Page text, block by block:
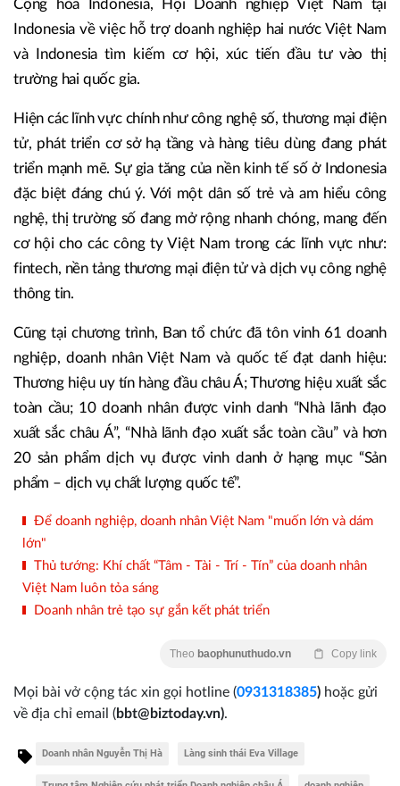
Cộng hòa Indonesia, Hội Doanh nghiệp Việt Nam tại
Indonesia về việc hỗ trợ doanh nghiệp hai nước Việt Nam
và Indonesia tìm kiếm cơ hội, xúc tiến đầu tư vào thị
trường hai quốc gia.
Hiện các lĩnh vực chính như công nghệ số, thương mại điện
tử, phát triển cơ sở hạ tầng và hàng tiêu dùng đang phát
triển mạnh mẽ. Sự gia tăng của nền kinh tế số ở Indonesia
đặc biệt đáng chú ý. Với một dân số trẻ và am hiểu công
nghệ, thị trường số đang mở rộng nhanh chóng, mang đến
cơ hội cho các công ty Việt Nam trong các lĩnh vực như:
fintech, nền tảng thương mại điện tử và dịch vụ công nghệ
thông tin.
Cũng tại chương trình, Ban tổ chức đã tôn vinh 61 doanh
nghiệp, doanh nhân Việt Nam và quốc tế đạt danh hiệu:
Thương hiệu uy tín hàng đầu châu Á; Thương hiệu xuất sắc
toàn cầu; 10 doanh nhân được vinh danh “Nhà lãnh đạo
xuất sắc châu Á”, “Nhà lãnh đạo xuất sắc toàn cầu” và hơn
20 sản phẩm dịch vụ được vinh danh ở hạng mục “Sản
phẩm – dịch vụ chất lượng quốc tế”.
Để doanh nghiệp, doanh nhân Việt Nam "muốn lớn và dám
lớn"
Thủ tướng: Khí chất “Tâm - Tài - Trí - Tín” của doanh nhân
Việt Nam luôn tỏa sáng
Doanh nhân trẻ tạo sự gắn kết phát triển
Theo baophunuthudo.vn Copy link
Mọi bài vở cộng tác xin gọi hotline (0931318385) hoặc gửi
về địa chỉ email (bbt@biztoday.vn).
Doanh nhân Nguyễn Thị Hà Làng sinh thái Eva Village